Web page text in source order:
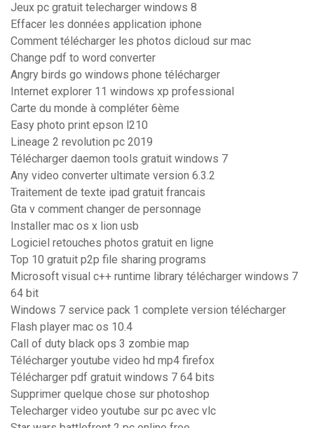
Jeux pc gratuit telecharger windows 8
Effacer les données application iphone
Comment télécharger les photos dicloud sur mac
Change pdf to word converter
Angry birds go windows phone télécharger
Internet explorer 11 windows xp professional
Carte du monde à compléter 6ème
Easy photo print epson l210
Lineage 2 revolution pc 2019
Télécharger daemon tools gratuit windows 7
Any video converter ultimate version 6.3.2
Traitement de texte ipad gratuit francais
Gta v comment changer de personnage
Installer mac os x lion usb
Logiciel retouches photos gratuit en ligne
Top 10 gratuit p2p file sharing programs
Microsoft visual c++ runtime library télécharger windows 7
64 bit
Windows 7 service pack 1 complete version télécharger
Flash player mac os 10.4
Call of duty black ops 3 zombie map
Télécharger youtube video hd mp4 firefox
Télécharger pdf gratuit windows 7 64 bits
Supprimer quelque chose sur photoshop
Telecharger video youtube sur pc avec vlc